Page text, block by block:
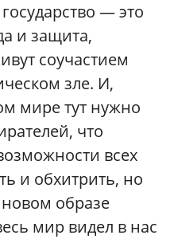
— это
и защита,
соучастием
зле. И,
мире тут нужно
что
всех
и обхитрить, но
новом образе
мир видел в нас